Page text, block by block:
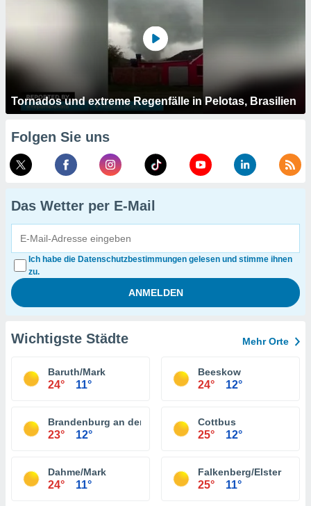
Tornados und extreme Regenfälle in Pelotas, Brasilien
Folgen Sie uns
Das Wetter per E-Mail
Ich habe die Datenschutzbestimmungen gelesen und stimme ihnen
zu.
Wichtigste Städte Mehr Orte
Baruth/Mark
24° 11°
Beeskow
24° 12°
Brandenburg an der Havel
23° 12°
Cottbus
25° 12°
Dahme/Mark
24° 11°
Falkenberg/Elster
25° 11°